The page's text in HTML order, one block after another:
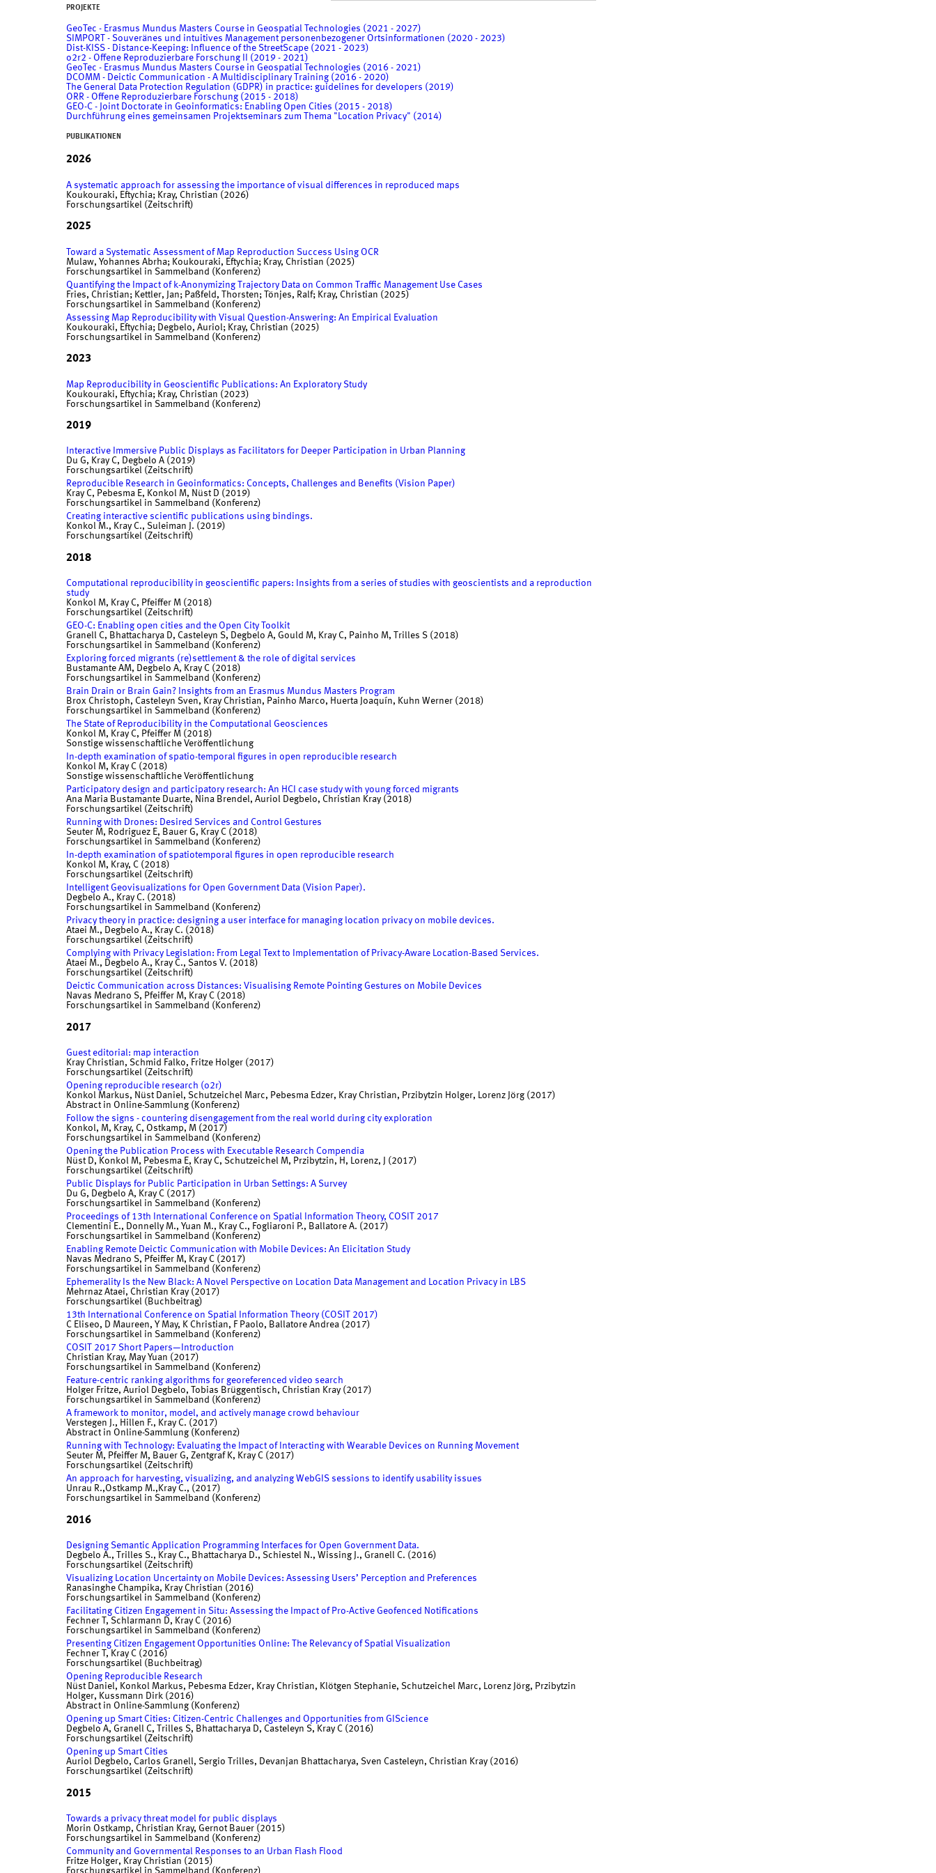
PROJEKTE
GeoTec - Erasmus Mundus Masters Course in Geospatial Technologies (2021 - 2027)
SIMPORT - Souveränes und intuitives Management personenbezogener Ortsinformationen (2020 - 2023)
Dist-KISS - Distance-Keeping: Influence of the StreetScape (2021 - 2023)
o2r2 - Offene Reproduzierbare Forschung II (2019 - 2021)
GeoTec - Erasmus Mundus Masters Course in Geospatial Technologies (2016 - 2021)
DCOMM - Deictic Communication - A Multidisciplinary Training (2016 - 2020)
The General Data Protection Regulation (GDPR) in practice: guidelines for developers (2019)
ORR - Offene Reproduzierbare Forschung (2015 - 2018)
GEO-C - Joint Doctorate in Geoinformatics: Enabling Open Cities (2015 - 2018)
Durchführung eines gemeinsamen Projektseminars zum Thema "Location Privacy" (2014)
PUBLIKATIONEN
2026
A systematic approach for assessing the importance of visual differences in reproduced maps
Koukouraki, Eftychia; Kray, Christian (2026)
Forschungsartikel (Zeitschrift)
2025
Toward a Systematic Assessment of Map Reproduction Success Using OCR
Mulaw, Yohannes Abrha; Koukouraki, Eftychia; Kray, Christian (2025)
Forschungsartikel in Sammelband (Konferenz)
Quantifying the Impact of k-Anonymizing Trajectory Data on Common Traffic Management Use Cases
Fries, Christian; Kettler, Jan; Paßfeld, Thorsten; Tönjes, Ralf; Kray, Christian (2025)
Forschungsartikel in Sammelband (Konferenz)
Assessing Map Reproducibility with Visual Question-Answering: An Empirical Evaluation
Koukouraki, Eftychia; Degbelo, Auriol; Kray, Christian (2025)
Forschungsartikel in Sammelband (Konferenz)
2023
Map Reproducibility in Geoscientific Publications: An Exploratory Study
Koukouraki, Eftychia; Kray, Christian (2023)
Forschungsartikel in Sammelband (Konferenz)
2019
Interactive Immersive Public Displays as Facilitators for Deeper Participation in Urban Planning
Du G, Kray C, Degbelo A (2019)
Forschungsartikel (Zeitschrift)
Reproducible Research in Geoinformatics: Concepts, Challenges and Benefits (Vision Paper)
Kray C, Pebesma E, Konkol M, Nüst D (2019)
Forschungsartikel in Sammelband (Konferenz)
Creating interactive scientific publications using bindings.
Konkol M., Kray C., Suleiman J. (2019)
Forschungsartikel (Zeitschrift)
2018
Computational reproducibility in geoscientific papers: Insights from a series of studies with geoscientists and a reproduction
study
Konkol M, Kray C, Pfeiffer M (2018)
Forschungsartikel (Zeitschrift)
GEO-C: Enabling open cities and the Open City Toolkit
Granell C, Bhattacharya D, Casteleyn S, Degbelo A, Gould M, Kray C, Painho M, Trilles S (2018)
Forschungsartikel in Sammelband (Konferenz)
Exploring forced migrants (re)settlement & the role of digital services
Bustamante AM, Degbelo A, Kray C (2018)
Forschungsartikel in Sammelband (Konferenz)
Brain Drain or Brain Gain? Insights from an Erasmus Mundus Masters Program
Brox Christoph, Casteleyn Sven, Kray Christian, Painho Marco, Huerta Joaquín, Kuhn Werner (2018)
Forschungsartikel in Sammelband (Konferenz)
The State of Reproducibility in the Computational Geosciences
Konkol M, Kray C, Pfeiffer M (2018)
Sonstige wissenschaftliche Veröffentlichung
In-depth examination of spatio-temporal figures in open reproducible research
Konkol M, Kray C (2018)
Sonstige wissenschaftliche Veröffentlichung
Participatory design and participatory research: An HCI case study with young forced migrants
Ana Maria Bustamante Duarte, Nina Brendel, Auriol Degbelo, Christian Kray (2018)
Forschungsartikel (Zeitschrift)
Running with Drones: Desired Services and Control Gestures
Seuter M, Rodriguez E, Bauer G, Kray C (2018)
Forschungsartikel in Sammelband (Konferenz)
In-depth examination of spatiotemporal figures in open reproducible research
Konkol M, Kray, C (2018)
Forschungsartikel (Zeitschrift)
Intelligent Geovisualizations for Open Government Data (Vision Paper).
Degbelo A., Kray C. (2018)
Forschungsartikel in Sammelband (Konferenz)
Privacy theory in practice: designing a user interface for managing location privacy on mobile devices.
Ataei M., Degbelo A., Kray C. (2018)
Forschungsartikel (Zeitschrift)
Complying with Privacy Legislation: From Legal Text to Implementation of Privacy-Aware Location-Based Services.
Ataei M., Degbelo A., Kray C., Santos V. (2018)
Forschungsartikel (Zeitschrift)
Deictic Communication across Distances: Visualising Remote Pointing Gestures on Mobile Devices
Navas Medrano S, Pfeiffer M, Kray C (2018)
Forschungsartikel in Sammelband (Konferenz)
2017
Guest editorial: map interaction
Kray Christian, Schmid Falko, Fritze Holger (2017)
Forschungsartikel (Zeitschrift)
Opening reproducible research (o2r)
Konkol Markus, Nüst Daniel, Schutzeichel Marc, Pebesma Edzer, Kray Christian, Przibytzin Holger, Lorenz Jörg (2017)
Abstract in Online-Sammlung (Konferenz)
Follow the signs - countering disengagement from the real world during city exploration
Konkol, M, Kray, C, Ostkamp, M (2017)
Forschungsartikel in Sammelband (Konferenz)
Opening the Publication Process with Executable Research Compendia
Nüst D, Konkol M, Pebesma E, Kray C, Schutzeichel M, Przibytzin, H, Lorenz, J (2017)
Forschungsartikel (Zeitschrift)
Public Displays for Public Participation in Urban Settings: A Survey
Du G, Degbelo A, Kray C (2017)
Forschungsartikel in Sammelband (Konferenz)
Proceedings of 13th International Conference on Spatial Information Theory, COSIT 2017
Clementini E., Donnelly M., Yuan M., Kray C., Fogliaroni P., Ballatore A. (2017)
Forschungsartikel in Sammelband (Konferenz)
Enabling Remote Deictic Communication with Mobile Devices: An Elicitation Study
Navas Medrano S, Pfeiffer M, Kray C (2017)
Forschungsartikel in Sammelband (Konferenz)
Ephemerality Is the New Black: A Novel Perspective on Location Data Management and Location Privacy in LBS
Mehrnaz Ataei, Christian Kray (2017)
Forschungsartikel (Buchbeitrag)
13th International Conference on Spatial Information Theory (COSIT 2017)
C Eliseo, D Maureen, Y May, K Christian, F Paolo, Ballatore Andrea (2017)
Forschungsartikel in Sammelband (Konferenz)
COSIT 2017 Short Papers—Introduction
Christian Kray, May Yuan (2017)
Forschungsartikel in Sammelband (Konferenz)
Feature-centric ranking algorithms for georeferenced video search
Holger Fritze, Auriol Degbelo, Tobias Brüggentisch, Christian Kray (2017)
Forschungsartikel in Sammelband (Konferenz)
A framework to monitor, model, and actively manage crowd behaviour
Verstegen J., Hillen F., Kray C. (2017)
Abstract in Online-Sammlung (Konferenz)
Running with Technology: Evaluating the Impact of Interacting with Wearable Devices on Running Movement
Seuter M, Pfeiffer M, Bauer G, Zentgraf K, Kray C (2017)
Forschungsartikel (Zeitschrift)
An approach for harvesting, visualizing, and analyzing WebGIS sessions to identify usability issues
Unrau R.,Ostkamp M.,Kray C., (2017)
Forschungsartikel in Sammelband (Konferenz)
2016
Designing Semantic Application Programming Interfaces for Open Government Data.
Degbelo A., Trilles S., Kray C., Bhattacharya D., Schiestel N., Wissing J., Granell C. (2016)
Forschungsartikel (Zeitschrift)
Visualizing Location Uncertainty on Mobile Devices: Assessing Users’ Perception and Preferences
Ranasinghe Champika, Kray Christian (2016)
Forschungsartikel in Sammelband (Konferenz)
Facilitating Citizen Engagement in Situ: Assessing the Impact of Pro-Active Geofenced Notifications
Fechner T, Schlarmann D, Kray C (2016)
Forschungsartikel in Sammelband (Konferenz)
Presenting Citizen Engagement Opportunities Online: The Relevancy of Spatial Visualization
Fechner T, Kray C (2016)
Forschungsartikel (Buchbeitrag)
Opening Reproducible Research
Nüst Daniel, Konkol Markus, Pebesma Edzer, Kray Christian, Klötgen Stephanie, Schutzeichel Marc, Lorenz Jörg, Przibytzin
Holger, Kussmann Dirk (2016)
Abstract in Online-Sammlung (Konferenz)
Opening up Smart Cities: Citizen-Centric Challenges and Opportunities from GIScience
Degbelo A, Granell C, Trilles S, Bhattacharya D, Casteleyn S, Kray C (2016)
Forschungsartikel (Zeitschrift)
Opening up Smart Cities
Auriol Degbelo, Carlos Granell, Sergio Trilles, Devanjan Bhattacharya, Sven Casteleyn, Christian Kray (2016)
Forschungsartikel (Zeitschrift)
2015
Towards a privacy threat model for public displays
Morin Ostkamp, Christian Kray, Gernot Bauer (2015)
Forschungsartikel in Sammelband (Konferenz)
Community and Governmental Responses to an Urban Flash Flood
Fritze Holger, Kray Christian (2015)
Forschungsartikel in Sammelband (Konferenz)